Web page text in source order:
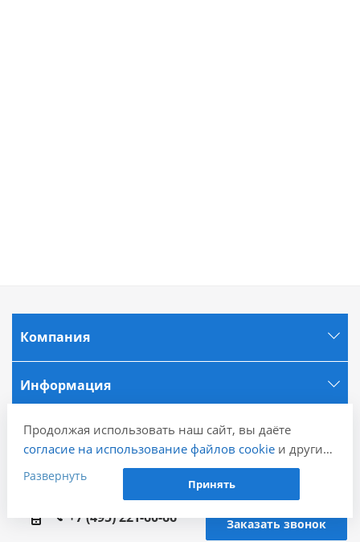
Компания
Информация
Города
Наши контакты
+7 (495) 221-60-66
Заказать звонок
Продолжая использовать наш сайт, вы даёте
согласие на использование файлов cookieи других
пользовательских данных (включая IP-адрес,
сведения о местоположении, устройстве, действиях
проведения статистических исследований,
Развернуть
Принять